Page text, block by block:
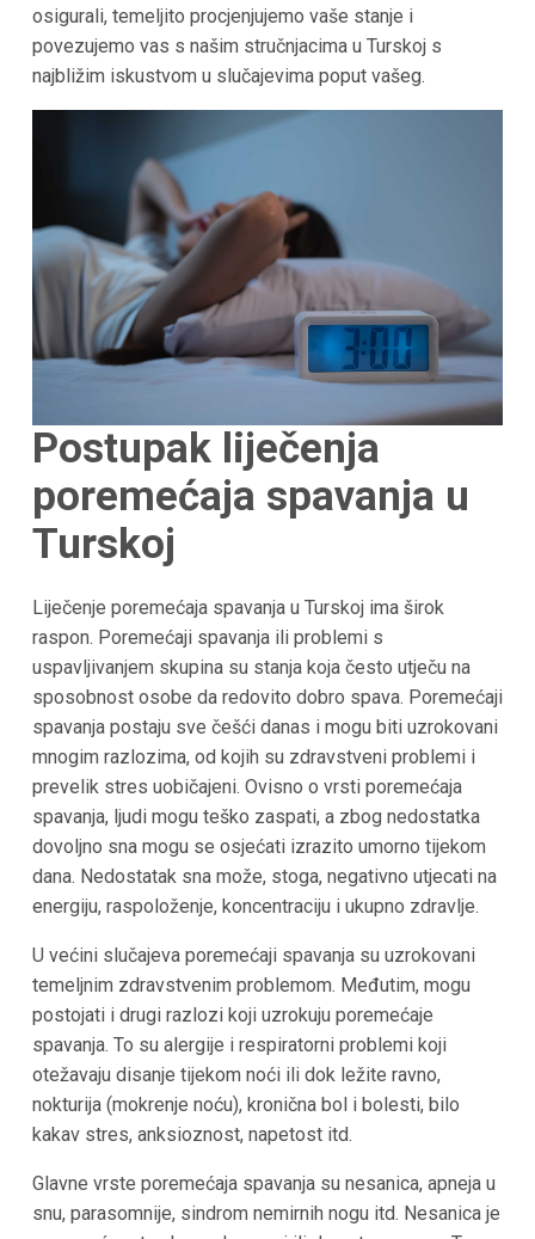
osigurali, temeljito procjenjujemo vaše stanje i
povezujemo vas s našim stručnjacima u Turskoj s
najbližim iskustvom u slučajevima poput vašeg.
Postupak liječenja
poremećaja spavanja u
Turskoj
Liječenje poremećaja spavanja u Turskoj ima širok
raspon. Poremećaji spavanja ili problemi s
uspavljivanjem skupina su stanja koja često utječu na
sposobnost osobe da redovito dobro spava. Poremećaji
spavanja postaju sve češći danas i mogu biti uzrokovani
mnogim razlozima, od kojih su zdravstveni problemi i
prevelik stres uobičajeni. Ovisno o vrsti poremećaja
spavanja, ljudi mogu teško zaspati, a zbog nedostatka
dovoljno sna mogu se osjećati izrazito umorno tijekom
dana. Nedostatak sna može, stoga, negativno utjecati na
energiju, raspoloženje, koncentraciju i ukupno zdravlje.
U većini slučajeva poremećaji spavanja su uzrokovani
temeljnim zdravstvenim problemom. Međutim, mogu
postojati i drugi razlozi koji uzrokuju poremećaje
spavanja. To su alergije i respiratorni problemi koji
otežavaju disanje tijekom noći ili dok ležite ravno,
nokturija (mokrenje noću), kronična bol i bolesti, bilo
kakav stres, anksioznost, napetost itd.
Glavne vrste poremećaja spavanja su nesanica, apneja u
snu, parasomnije, sindrom nemirnih nogu itd. Nesanica je